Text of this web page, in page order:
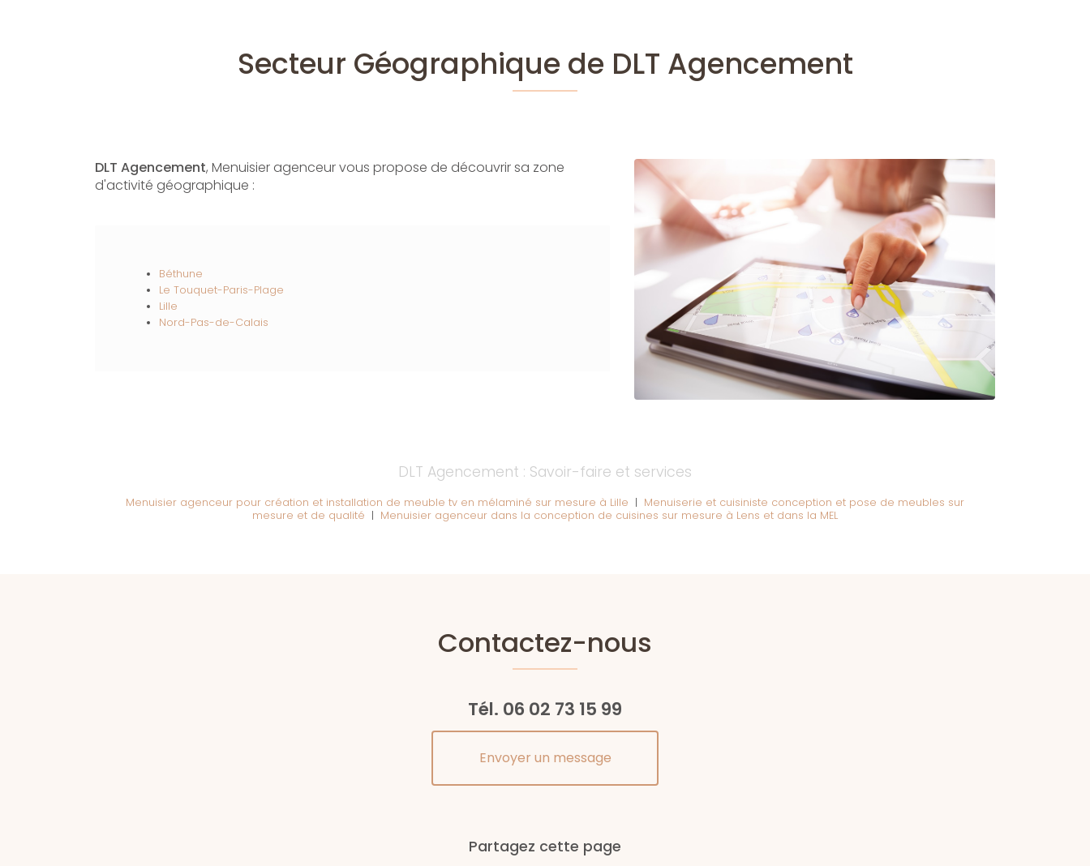
Secteur Géographique de DLT Agencement
DLT Agencement, Menuisier agenceur vous propose de découvrir sa zone
d'activité géographique :
Béthune
Le Touquet-Paris-Plage
Lille
Nord-Pas-de-Calais
DLT Agencement : Savoir-faire et services
Menuisier agenceur pour création et installation de meuble tv en mélaminé sur mesure à Lille | Menuiserie et cuisiniste conception et pose de meubles sur
mesure et de qualité | Menuisier agenceur dans la conception de cuisines sur mesure à Lens et dans la MEL
Contactez-nous
Tél. 06 02 73 15 99
Envoyer un message
Partagez cette page